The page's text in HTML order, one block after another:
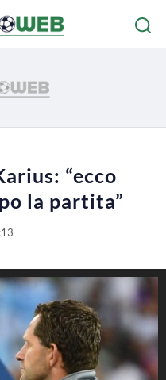
“ecco
la partita”